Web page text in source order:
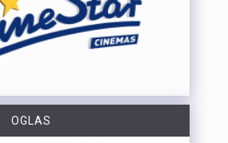
https://youtu.be/dUeukmccp5w U gospodarskoj zoni Volnik pokraj Cresa svečano je obilježen početak izgradnje novog vatrogasnog doma, što predstavlja jedan od najvažnijih infrastrukturnih projekata za tamošnje vatrogastvo. Umjesto kamena temeljca, u temelje je položena kutija s vatrogasnom sjekiricom, mlaznicom i drugim predmetima, a događaju su prisustvovali gradonačelnik Cresa Marin Gregorović te dužnosnici i članovi vatrogasnih društava. Više u videoprilogu:
OGLAS